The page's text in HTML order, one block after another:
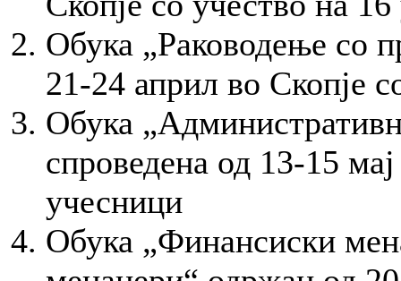
Обука „Раководење со
21-24 април во Скопје
Обука
спроведена од 13-15
учесници
Обука „Финансиски